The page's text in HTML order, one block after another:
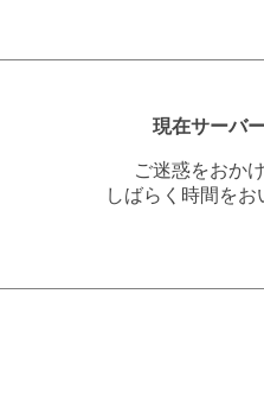
現在サーバ
ご迷惑をおか
しばらく時間を